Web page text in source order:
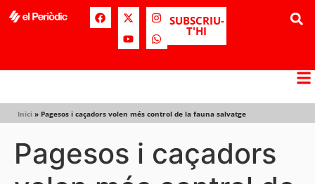
SUBSCRIU-
T'HI
Inici » Pagesos i caçadors volen més control de la fauna salvatge
Pagesos i caçadors